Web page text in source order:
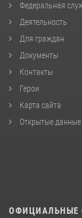
Федеральная
Деятельность
Для граждан
Документы
Контакты
Герои
Карта сайта
Открытые данные
ОФИЦИАЛЬНЫЕ